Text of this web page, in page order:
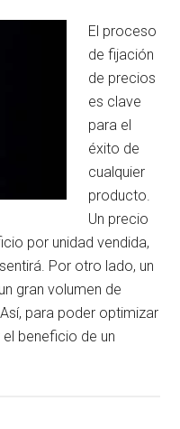
El proceso
de fijación
de precios
es clave
para el
éxito de
cualquier
producto.
Un precio
por unidad vendida,
Por otro lado, un
gran volumen de
para poder optimizar
beneficio de un